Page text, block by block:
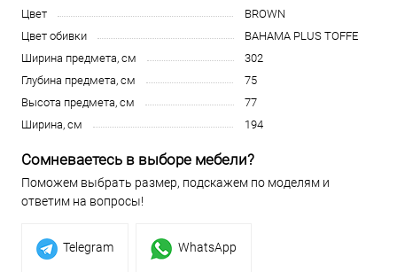
Цвет
BROWN
Цвет обивки
BAHAMA PLUS TOFFE
Ширина предмета, см
302
Глубина предмета, см
75
Высота предмета, см
77
Ширина, см
194
Сомневаетесь в выборе мебели?
Поможем выбрать размер, подскажем по моделям и
ответим на вопросы!
Telegram WhatsApp